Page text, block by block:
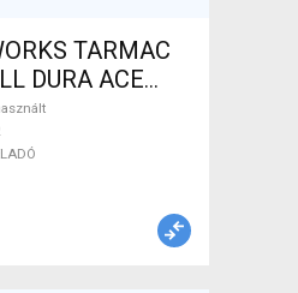
TARMAC
DURA ACE
ELADÓ